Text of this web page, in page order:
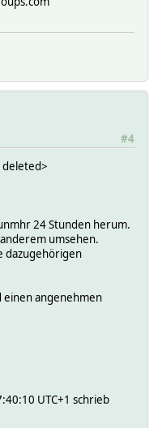
#4
deleted>
24 Stunden herum.
umsehen.
dazugehörigen
einen angenehmen
UTC+1 schrieb